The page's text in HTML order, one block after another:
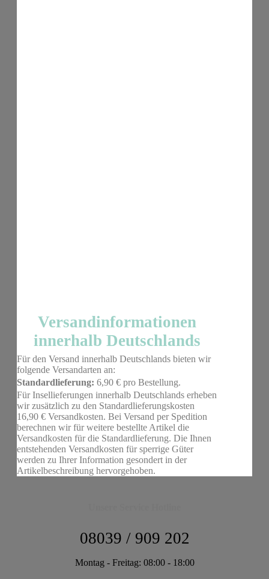
Versandinformationen
innerhalb Deutschlands
Für den Versand innerhalb Deutschlands bieten wir
folgende Versandarten an:
Standardlieferung: 6,90 € pro Bestellung.
Für Insellieferungen innerhalb Deutschlands erheben
wir zusätzlich zu den Standardlieferungskosten
16,90 € Versandkosten. Bei Versand per Spedition
berechnen wir für weitere bestellte Artikel die
Versandkosten für die Standardlieferung. Die Ihnen
entstehenden Versandkosten für sperrige Güter
werden zu Ihrer Information gesondert in der
Artikelbeschreibung hervorgehoben.
08039 / 909 202
Montag - Freitag: 08:00 - 18:00